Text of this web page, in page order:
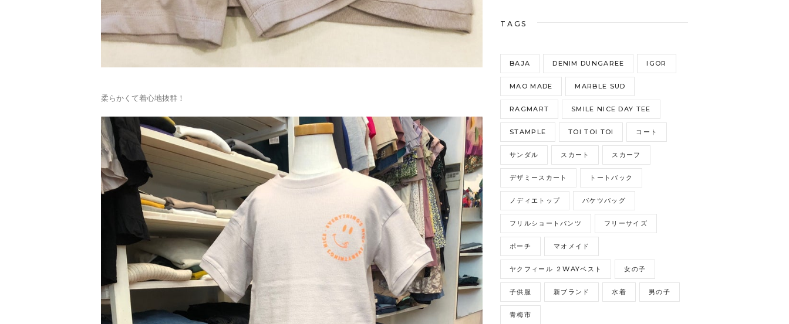
柔らかくて着心地抜群！
TAGS
BAJA DENIM DUNGAREE IGOR
MAO MADE MARBLE SUD
RAGMART SMILE NICE DAY TEE
STAMPLE TOI TOI TOI コート
サンダル スカート スカーフ
デザミースカート トートバック
ノディエトップ バケツバッグ
フリルショートパンツ フリーサイズ
ポーチ マオメイド
ヤクフィール ２WAYベスト 女の子
子供服 新ブランド 水着 男の子
青梅市